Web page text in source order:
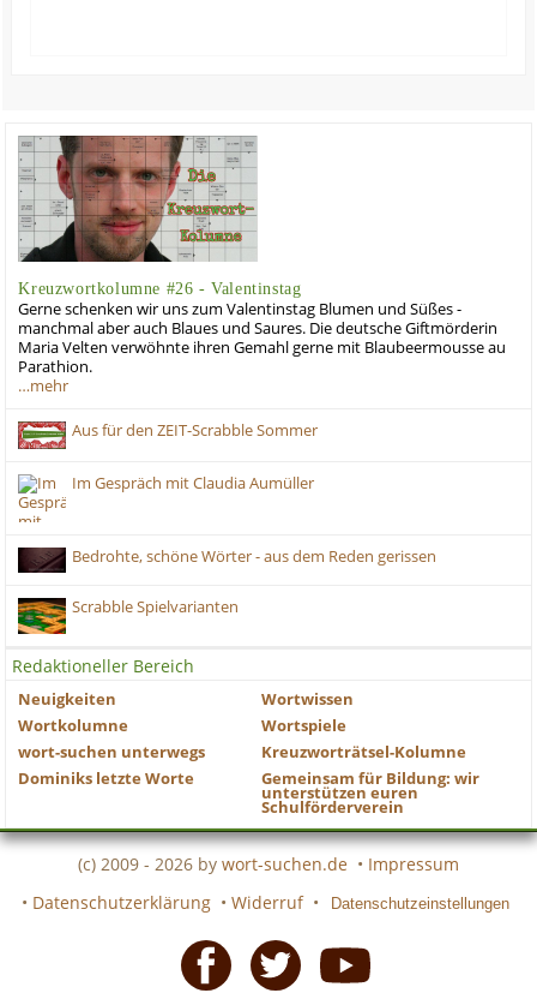
Kreuzwortkolumne #26 - Valentinstag
Gerne schenken wir uns zum Valentinstag Blumen und Süßes -
manchmal aber auch Blaues und Saures. Die deutsche Giftmörderin
Maria Velten verwöhnte ihren Gemahl gerne mit Blaubeermousse au
Parathion.
…mehr
Aus für den ZEIT-Scrabble Sommer
Im Gespräch mit Claudia Aumüller
Bedrohte, schöne Wörter - aus dem Reden gerissen
Scrabble Spielvarianten
Redaktioneller Bereich
Neuigkeiten
Wortwissen
Wortkolumne
Wortspiele
wort-suchen unterwegs
Kreuzworträtsel-Kolumne
Dominiks letzte Worte
Gemeinsam für Bildung: wir
unterstützen euren
Schulförderverein
(c) 2009 - 2026 by wort-suchen.de • Impressum
• Datenschutzerklärung • Widerruf • Datenschutzeinstellungen